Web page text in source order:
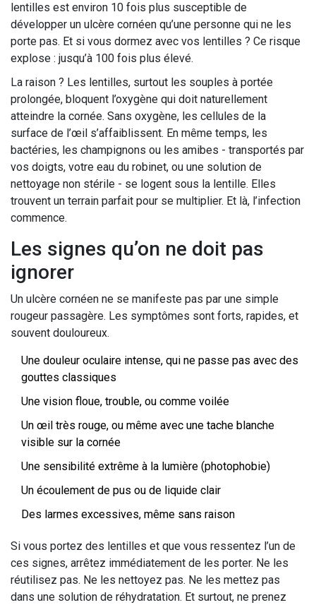
lentilles est environ 10 fois plus susceptible de
développer un ulcère cornéen qu’une personne qui ne les
porte pas. Et si vous dormez avec vos lentilles ? Ce risque
explose : jusqu’à 100 fois plus élevé.
La raison ? Les lentilles, surtout les souples à portée
prolongée, bloquent l’oxygène qui doit naturellement
atteindre la cornée. Sans oxygène, les cellules de la
surface de l’œil s’affaiblissent. En même temps, les
bactéries, les champignons ou les amibes - transportés par
vos doigts, votre eau du robinet, ou une solution de
nettoyage non stérile - se logent sous la lentille. Elles
trouvent un terrain parfait pour se multiplier. Et là, l’infection
commence.
Les signes qu’on ne doit pas
ignorer
Un ulcère cornéen ne se manifeste pas par une simple
rougeur passagère. Les symptômes sont forts, rapides, et
souvent douloureux.
Une douleur oculaire intense, qui ne passe pas avec des
gouttes classiques
Une vision floue, trouble, ou comme voilée
Un œil très rouge, ou même avec une tache blanche
visible sur la cornée
Une sensibilité extrême à la lumière (photophobie)
Un écoulement de pus ou de liquide clair
Des larmes excessives, même sans raison
Si vous portez des lentilles et que vous ressentez l’un de
ces signes, arrêtez immédiatement de les porter. Ne les
réutilisez pas. Ne les nettoyez pas. Ne les mettez pas
dans une solution de réhydratation. Et surtout, ne prenez